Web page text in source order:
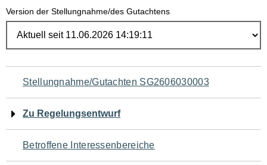
Version der Stellungnahme/des Gutachtens
Navigation
für
den
Seiteninhalt
Stellungnahme/Gutachten SG2606030003
Zu Regelungsentwurf
Betroffene Interessenbereiche